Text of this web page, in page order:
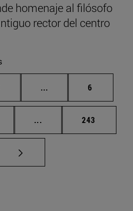
homenaje al filósofo
rector del centro
... Páginas intermedias
Página
6
... Páginas intermedias
Página
243